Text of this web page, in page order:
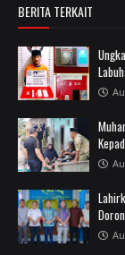
BERITA TERKAIT